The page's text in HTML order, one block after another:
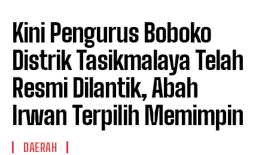
Kini Pengurus Boboko
Distrik Tasikmalaya Telah
Resmi Dilantik, Abah
Irwan Terpilih Memimpin
DAERAH